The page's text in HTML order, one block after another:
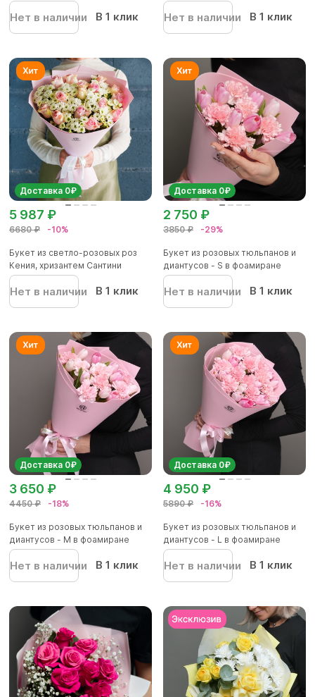
Нет в наличии В 1 клик Нет в наличии В 1 клик
Доставка 0₽
6680 ₽ -10%
5 987 ₽
Букет из светло-розовых роз
Кения, хризантем Сантини
Нет в наличии В 1 клик
Доставка 0₽
3850 ₽ -29%
2 750 ₽
Букет из розовых тюльпанов и
диантусов - S в фоамиране
Нет в наличии В 1 клик
Доставка 0₽
4450 ₽ -18%
3 650 ₽
Букет из розовых тюльпанов и
диантусов - M в фоамиране
Нет в наличии В 1 клик
Доставка 0₽
5890 ₽ -16%
4 950 ₽
Букет из розовых тюльпанов и
диантусов - L в фоамиране
Нет в наличии В 1 клик